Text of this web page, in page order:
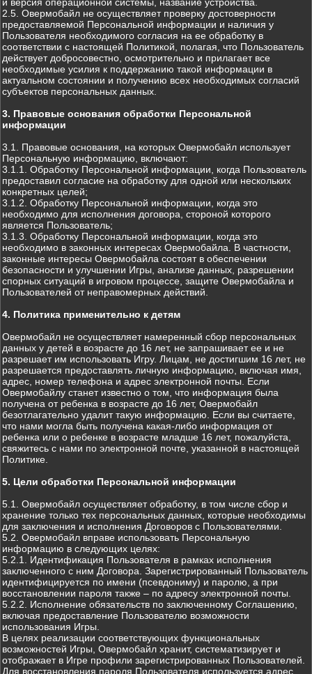
2.5. Овермобайл не осуществляет проверку достоверности
предоставляемой Персональной информации и наличия у
Пользователя необходимого согласия на ее обработку в
соответствии с настоящей Политикой, полагая, что Пользователь
действует добросовестно, осмотрительно и прилагает все
необходимые усилия к поддержанию такой информации в
актуальном состоянии и получению всех необходимых согласий
субъектов персональных данных.
3. Правовые основания обработки Персональной
информации
3.1. Правовые основания, на которых Овермобайл использует
Персональную информацию, включают:
3.1.1. Обработку Персональной информации, когда Пользователь
предоставил согласие на обработку для одной или нескольких
конкретных целей;
3.1.2. Обработку Персональной информации, когда это
необходимо для исполнения договора, стороной которого
является Пользователь;
3.1.3. Обработку Персональной информации, когда это
необходимо в законных интересах Овермобайла. В частности,
законные интересы Овермобайла состоят в обеспечении
безопасности и улучшении Игры, анализе данных, разрешении
спорных ситуаций в игровом процессе, защите Овермобайла и
Пользователей от неправомерных действий.
4. Политика применительно к детям
Овермобайл не осуществляет намеренный сбор персональных
данных у детей в возрасте до 16 лет, не запрашивает ее и не
разрешает им использовать Игру. Лицам, не достигшим 16 лет, не
разрешается предоставлять личную информацию, включая имя,
адрес, номер телефона и адрес электронной почты. Если
Овермобайлу станет известно о том, что информация была
получена от ребенка в возрасте до 16 лет, Овермобайл
безотлагательно удалит такую информацию. Если вы считаете,
что нами могла быть получена какая-либо информация от
ребенка или о ребенке в возрасте младше 16 лет, пожалуйста,
свяжитесь с нами по электронной почте, указанной в настоящей
Политике.
5. Цели обработки Персональной информации
5.1. Овермобайл осуществляет обработку, в том числе сбор и
хранение только тех персональных данных, которые необходимы
для заключения и исполнения Договоров с Пользователями.
5.2. Овермобайл вправе использовать Персональную
информацию в следующих целях:
5.2.1. Идентификация Пользователя в рамках исполнения
заключенного с ним Договора. Зарегистрированный Пользователь
идентифицируется по имени (псевдониму) и паролю, а при
восстановлении пароля также – по адресу электронной почты.
5.2.2. Исполнение обязательств по заключенному Соглашению,
включая предоставление Пользователю возможности
использования Игры.
В целях реализации соответствующих функциональных
возможностей Игры, Овермобайл хранит, систематизирует и
отображает в Игре профили зарегистрированных Пользователей.
Для восстановления пароля Пользователя используется адрес